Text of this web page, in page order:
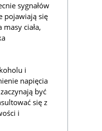
sygnałów
pojawiają się
ciała,
i
napięcia
być
się z
i